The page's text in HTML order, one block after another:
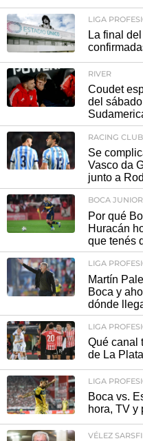
LIGA
La final
RIVER
Coudet
del
RACING CLUB
Se
Vasco da
junto a
BOCA
Por qué
Huracán
que tenés
LIGA
Martín
Boca y
dónde
LIGA
Qué canal
de La
LIGA
Boca vs.
hora, TV y
VÉLEZ